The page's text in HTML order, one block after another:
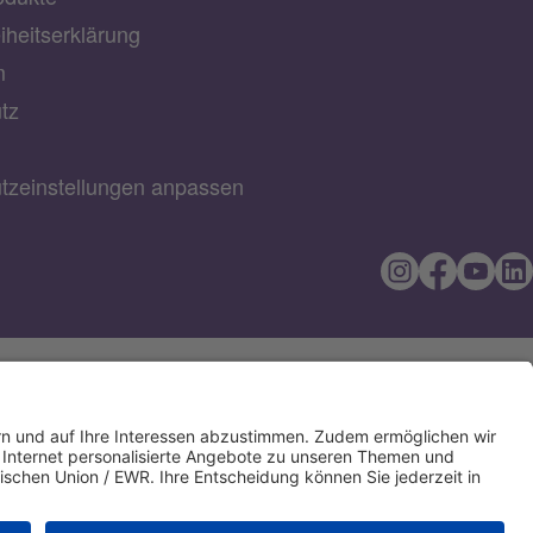
anpassen
Direkt Online